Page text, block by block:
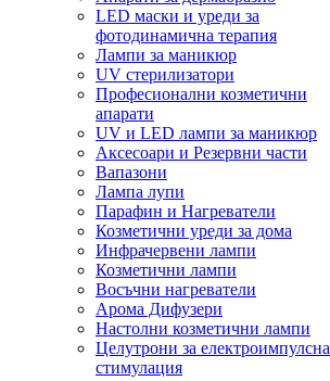
LED маски и уреди за
фотодинамична терапия
Лампи за маникюр
UV стерилизатори
Професионални козметични
апарати
UV и LED лампи за маникюр
Аксесоари и Резервни части
Вапазони
Лампа лупи
Парафин и Нагреватели
Козметични уреди за дома
Инфрачервени лампи
Козметични лампи
Восъчни нагреватели
Арома Дифузери
Настолни козметични лампи
Целутрони за електроимпулсна
стимулация